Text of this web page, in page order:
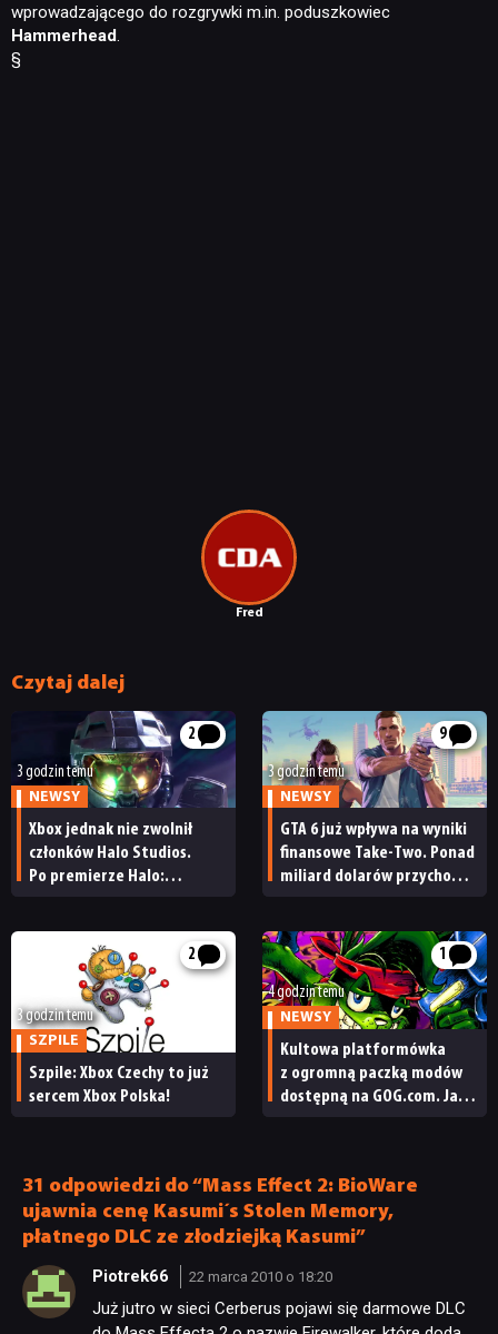
Fred
wprowadzającego do rozgrywki m.in. poduszkowiec
Hammerhead.
§
Czytaj dalej
2
3 godzin temu
NEWSY
Xbox jednak nie zwolnił
członków Halo Studios.
Po premierze Halo:
9
3 godzin temu
NEWSY
GTA 6 już wpływa na wyniki
finansowe Take-Two. Ponad
miliard dolarów przychodu
2
3 godzin temu
SZPILE
Szpile: Xbox Czechy to już
sercem Xbox Polska!
1
4 godzin temu
NEWSY
Kultowa platformówka
z ogromną paczką modów
dostępną na GOG.com. Jazz
31 odpowiedzi do “Mass Effect 2: BioWare
ujawnia cenę Kasumi´s Stolen Memory,
płatnego DLC ze złodziejką Kasumi”
Piotrek66 22 marca 2010 o 18:20
Już jutro w sieci Cerberus pojawi się darmowe DLC